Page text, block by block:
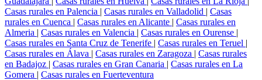
Casas rurales en Palencia | Casas rurales en Valladolid | Casas
rurales en Cuenca | Casas rurales en Alicante | Casas rurales en
Almeria | Casas rurales en Valencia | Casas rurales en Ourense |
Casas rurales en Santa Cruz de Tenerife | Casas rurales en Teruel |
Casas rurales en Álava | Casas rurales en Zaragoza | Casas rurales
en Badajoz | Casas rurales en Gran Canaria | Casas rurales en La
Gomera | Casas rurales en Fuerteventura